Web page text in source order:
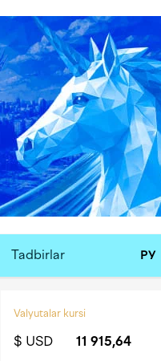
Tadbirlar РУ
Valyutalar kursi
$ USD 11 915,64